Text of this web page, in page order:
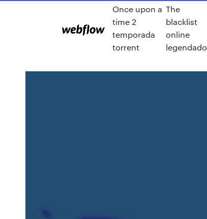
Once upon a
time 2
temporada
torrent
The
blacklist
online
legendado